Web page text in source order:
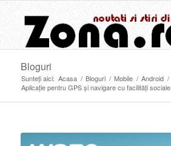
Bloguri
Sunteți aici: Acasa / Bloguri / Mobile / Android /
Aplicație pentru GPS și navigare cu facilități sociale